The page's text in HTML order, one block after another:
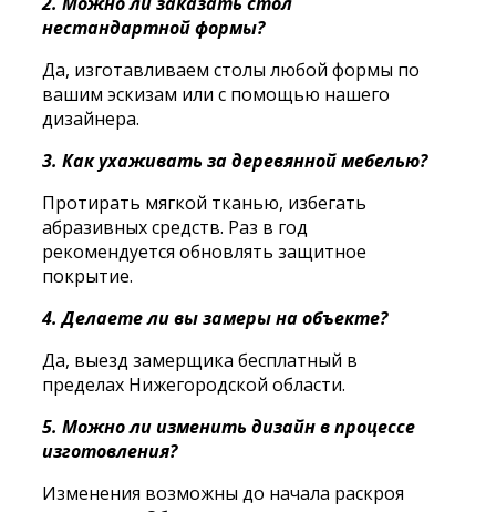
нестандартной формы?
Да, изготавливаем столы любой формы по
вашим эскизам или с помощью нашего
дизайнера.
3. Как ухаживать за деревянной мебелью?
Протирать мягкой тканью, избегать
абразивных средств. Раз в год
рекомендуется обновлять защитное
покрытие.
4. Делаете ли вы замеры на объекте?
Да, выезд замерщика бесплатный в
пределах Нижегородской области.
5. Можно ли изменить дизайн в процессе
изготовления?
Изменения возможны до начала раскроя